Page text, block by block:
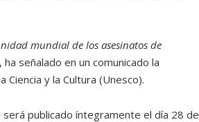
mundial de los asesinatos de
ha señalado en un comunicado la
Ciencia y la Cultura (Unesco).
publicado íntegramente el día 28 de